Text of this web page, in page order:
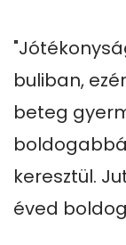
buliban,
beteg
keresztül.
éved